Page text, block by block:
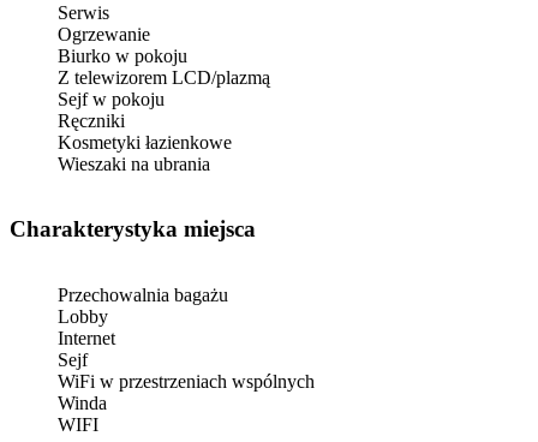
Serwis
Ogrzewanie
Biurko w pokoju
Z telewizorem LCD/plazmą
Sejf w pokoju
Ręczniki
Kosmetyki łazienkowe
Wieszaki na ubrania
Charakterystyka miejsca
Przechowalnia bagażu
Lobby
Internet
Sejf
WiFi w przestrzeniach wspólnych
Winda
WIFI